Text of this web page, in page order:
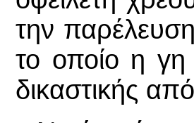
την
το οποίο η γη
δικαστικής